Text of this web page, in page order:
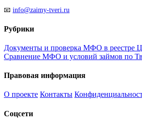
📧 info@zaimy-tveri.ru
Рубрики
Документы и проверка МФО в реестре
Сравнение МФО и условий займов по
Правовая информация
О проекте Контакты
Соцсети